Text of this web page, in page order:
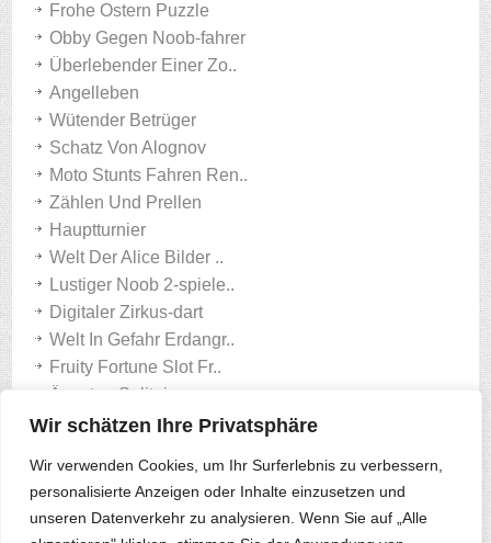
Wir schätzen Ihre Privatsphäre
Wir verwenden Cookies, um Ihr Surferlebnis zu verbessern,
personalisierte Anzeigen oder Inhalte einzusetzen und
unseren Datenverkehr zu analysieren. Wenn Sie auf „Alle
Frohe Ostern Puzzle
Obby Gegen Noob-fahrer
Überlebender Einer Zo..
Angelleben
Wütender Betrüger
Schatz Von Alognov
Moto Stunts Fahren Ren..
Zählen Und Prellen
Hauptturnier
Welt Der Alice Bilder ..
Lustiger Noob 2-spiele..
Digitaler Zirkus-dart
Welt In Gefahr Erdangr..
Fruity Fortune Slot Fr..
Ägypten Solitaire
2048 Drop Merge
Avatar Make-up